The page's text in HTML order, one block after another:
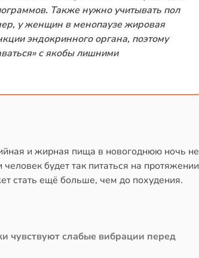
Также нужно учитывать пол
у женщин в менопаузе жировая
эндокринного органа, поэтому
с якобы лишними
и жирная пища в новогоднюю ночь не
будет так питаться на протяжении
стать ещё больше, чем до похудения.
чувствуют слабые вибрации перед